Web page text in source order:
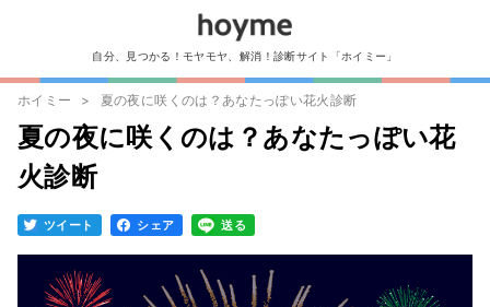
自分、見つかる！モヤモヤ、解消！診断サイト「ホイミー」
ホイミー 夏の夜に咲くのは？あなたっぽい花火診断
夏の夜に咲くのは？あなたっぽい花
火診断
ツイート シェア 送る